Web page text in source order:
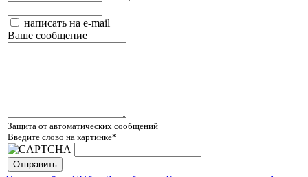
написать на e-mail
Ваше сообщение
Защита от автоматических сообщений
Введите слово на картинке*